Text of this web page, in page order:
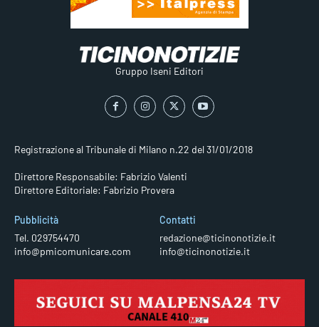
Gruppo Iseni Editori
Registrazione al Tribunale di Milano n.22 del 31/01/2018
Direttore Responsabile: Fabrizio Valenti
Direttore Editoriale: Fabrizio Provera
Pubblicità
Tel. 029754470
info@pmicomunicare.com
Contatti
redazione@ticinonotizie.it
info@ticinonotizie.it